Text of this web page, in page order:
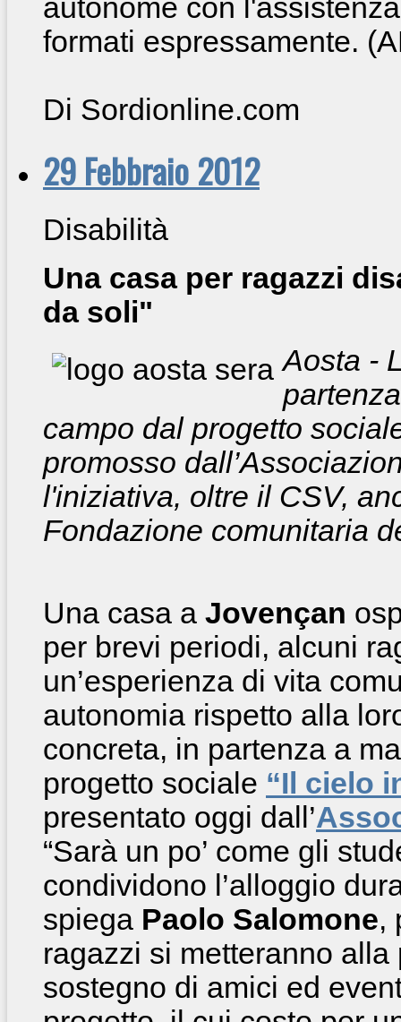
autonome con
formati espressamente.
Di Sordionline.com
29 Febbraio 2012
Disabilità
Una casa per ragazzi
da soli"
Aosta -
campo dal progetto
promosso
l'iniziativa, oltre il CSV,
Fondazione comunitaria
Una casa a Jovençan
per brevi periodi, alcuni
un’esperienza di vita
autonomia rispetto alla
concreta, in partenza a
progetto sociale “Il cielo
presentato oggi dall’
“Sarà un po’ come gli
condividono l’alloggio
spiega Paolo Salomone,
ragazzi si metteranno alla
sostegno di amici ed